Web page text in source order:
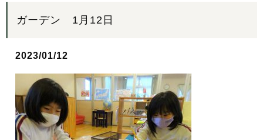
ガーデン 1月12日
2023/01/12